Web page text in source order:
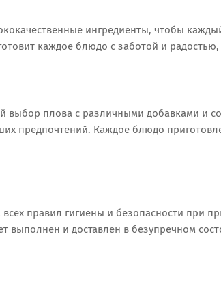
ингредиенты, чтобы
каждое блюдо с заботой и
выбор плова с различными добавками и
предпочтений. Каждое блюдо
правил гигиены и безопасности при
выполнен и доставлен в безупречном